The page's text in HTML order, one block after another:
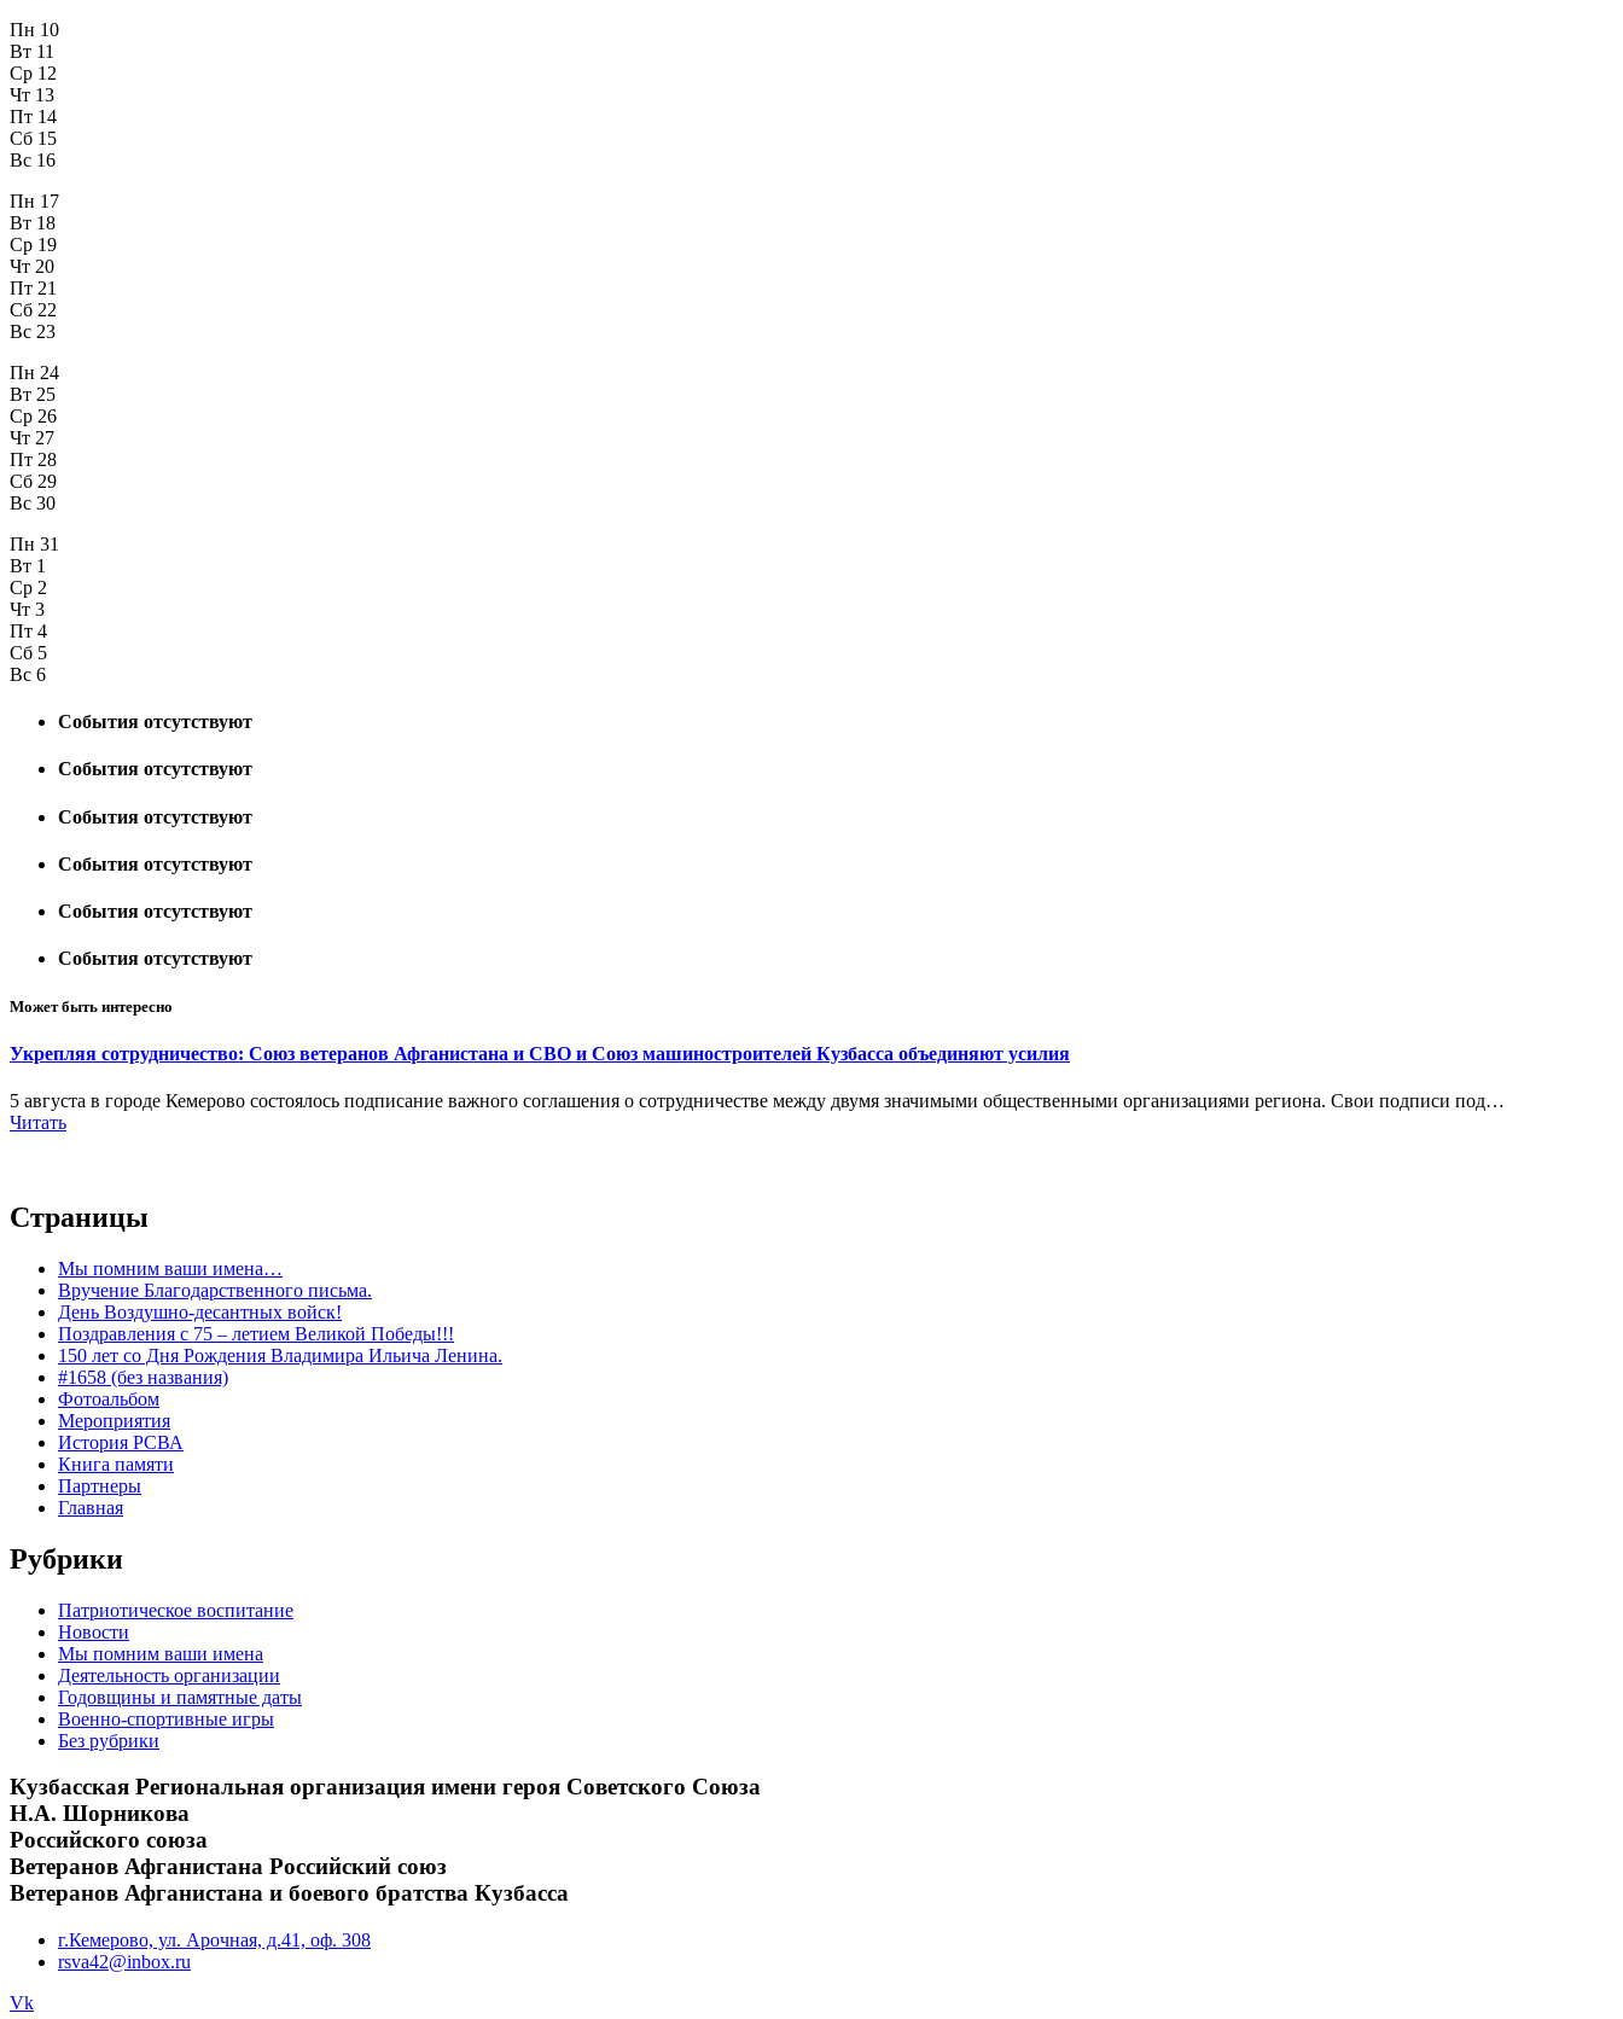
Пн 10
Вт 11
Ср 12
Чт 13
Пт 14
Сб 15
Вс 16
Пн 17
Вт 18
Ср 19
Чт 20
Пт 21
Сб 22
Вс 23
Пн 24
Вт 25
Ср 26
Чт 27
Пт 28
Сб 29
Вс 30
Пн 31
Вт 1
Ср 2
Чт 3
Пт 4
Сб 5
Вс 6
События отсутствуют
События отсутствуют
События отсутствуют
События отсутствуют
События отсутствуют
События отсутствуют
Может быть интересно
Укрепляя сотрудничество: Союз ветеранов Афганистана и СВО и Союз машиностроителей Кузбасса объединяют усилия
5 августа в городе Кемерово состоялось подписание важного соглашения о сотрудничестве между двумя значимыми общественными организациями региона. Свои подписи под…
Читать
Страницы
Мы помним ваши имена…
Вручение Благодарственного письма.
День Воздушно-десантных войск!
Поздравления с 75 – летием Великой Победы!!!
150 лет со Дня Рождения Владимира Ильича Ленина.
#1658 (без названия)
Фотоальбом
Мероприятия
История РСВА
Книга памяти
Партнеры
Главная
Рубрики
Патриотическое воспитание
Новости
Мы помним ваши имена
Деятельность организации
Годовщины и памятные даты
Военно-спортивные игры
Без рубрики
Кузбасская Региональная организация имени героя Советского Союза
Н.А. Шорникова
Российского союза
Ветеранов Афганистана Российский союз
Ветеранов Афганистана и боевого братства Кузбасса
г.Кемерово, ул. Арочная, д.41, оф. 308
rsva42@inbox.ru
Vk